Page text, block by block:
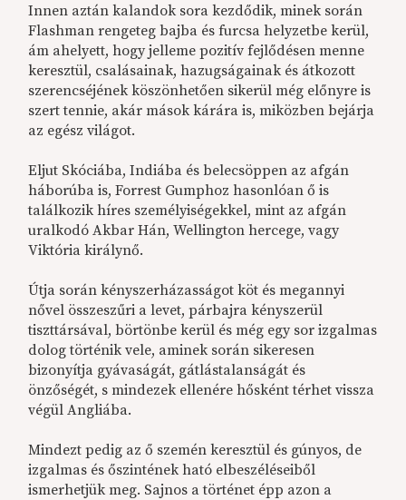
Innen aztán kalandok sora kezdődik, minek során
Flashman rengeteg bajba és furcsa helyzetbe kerül,
ám ahelyett, hogy jelleme pozitív fejlődésen menne
keresztül, csalásainak, hazugságainak és átkozott
szerencséjének köszönhetően sikerül még előnyre is
szert tennie, akár mások kárára is, miközben bejárja
az egész világot.
Eljut Skóciába, Indiába és belecsöppen az afgán
háborúba is, Forrest Gumphoz hasonlóan ő is
találkozik híres személyiségekkel, mint az afgán
uralkodó Akbar Hán, Wellington hercege, vagy
Viktória királynő.
Útja során kényszerházasságot köt és megannyi
nővel összeszűri a levet, párbajra kényszerül
tiszttársával, börtönbe kerül és még egy sor izgalmas
dolog történik vele, aminek során sikeresen
bizonyítja gyávaságát, gátlástalanságát és
önzőségét, s mindezek ellenére hősként térhet vissza
végül Angliába.
Mindezt pedig az ő szemén keresztül és gúnyos, de
izgalmas és őszintének ható elbeszéléseiből
ismerhetjük meg. Sajnos a történet épp azon a